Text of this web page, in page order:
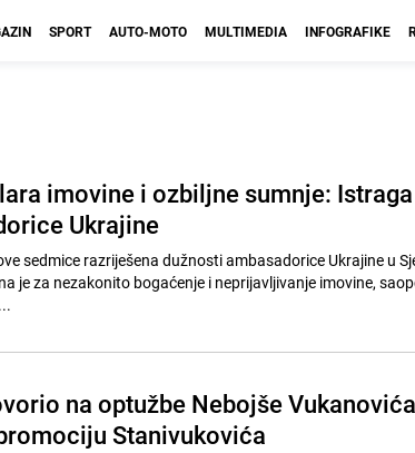
SPORT AUTO-MOTO MULTIMEDIA INFOGRAFIKE
imovine i ozbiljne sumnje: Istraga
Ukrajine
sedmice razriješena dužnosti ambasadorice Ukrajine u
je za nezakonito bogaćenje i neprijavljivanje imovine,
na optužbe Nebojše Vukanovića
Stanivukovića